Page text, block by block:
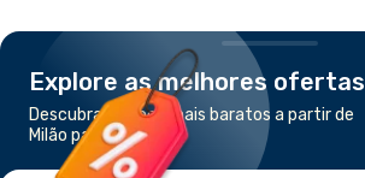
Explore as melhores ofertas
Descubra os voos mais baratos a partir de
Milão para Rhodes